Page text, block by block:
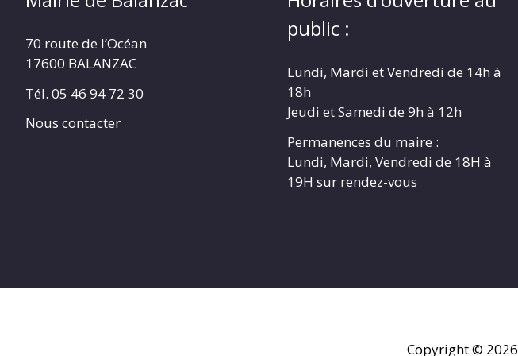
70 route de l’Océan
17600 BALANZAC
Tél. 05 46 94 72 30
Nous contacter
public :
Lundi, Mardi et Vendredi de 14h à
18h
Jeudi et Samedi de 9h à 12h
Permanences du maire :
Lundi, Mardi, Vendredi de 18H à
19H sur rendez-vous
Copyright © 2026